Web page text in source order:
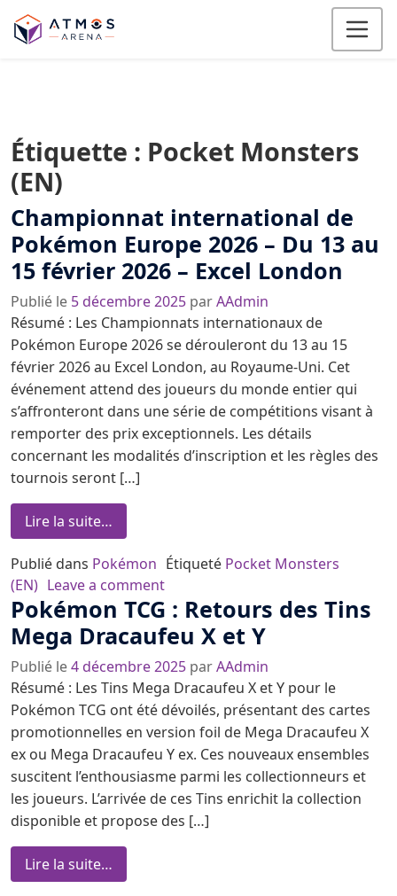
Aller au contenu
Étiquette : Pocket Monsters
(EN)
Championnat international de
Pokémon Europe 2026 – Du 13 au
15 février 2026 – Excel London
Publié le 5 décembre 2025 parAAdmin
Résumé : Les Championnats internationaux de
Pokémon Europe 2026 se dérouleront du 13 au 15
février 2026 au Excel London, au Royaume-Uni. Cet
événement attend des joueurs du monde entier qui
s’affronteront dans une série de compétitions visant à
remporter des prix exceptionnels. Les détails
concernant les modalités d’inscription et les règles des
tournois seront […]
Lire la suite…
Publié dans Pokémon Étiqueté Pocket Monsters
(EN) Leave a commenton Championnat international de
Pokémon TCG : Retours des Tins
Mega Dracaufeu X et Y
Publié le4 décembre 2025 parAAdmin
Résumé : Les Tins Mega Dracaufeu X et Y pour le
Pokémon TCG ont été dévoilés, présentant des cartes
promotionnelles en version foil de Mega Dracaufeu X
ex ou Mega Dracaufeu Y ex. Ces nouveaux ensembles
suscitent l’enthousiasme parmi les collectionneurs et
les joueurs. L’arrivée de ces Tins enrichit la collection
disponible et propose des […]
Lire la suite…